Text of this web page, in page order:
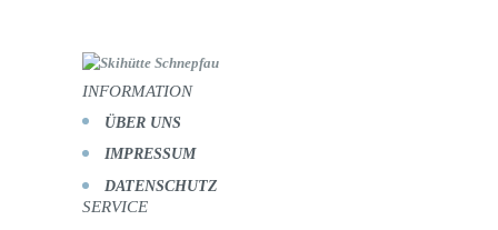
INFORMATION
ÜBER UNS
IMPRESSUM
DATENSCHUTZ
SERVICE